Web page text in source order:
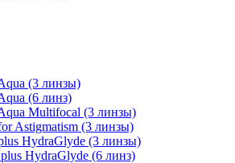
(3 линзы)
(6 линз)
Multifocal (3 линзы)
Astigmatism (3 линзы)
HydraGlyde (3 линзы)
HydraGlyde (6 линз)